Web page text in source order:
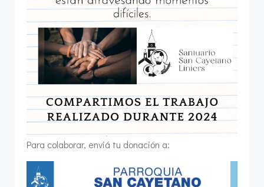
Para colaborar, enviá tu donación a: